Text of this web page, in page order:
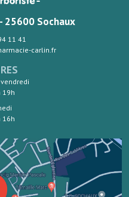
25600 Sochaux
11 41
carlin.fr
19h
16h